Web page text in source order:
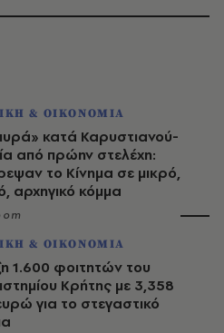
& ΟΙΚΟΝΟΜΙΑ
κατά Καρυστιανού-
από πρώην στελέχη:
το Κίνημα σε μικρό,
αρχηγικό κόμμα
& ΟΙΚΟΝΟΜΙΑ
1.600 φοιτητών του
Κρήτης με 3,358
για το στεγαστικό